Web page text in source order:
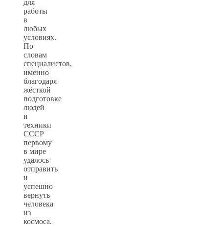
для
работы
в
любых
условиях.
По
словам
специалистов,
именно
благодаря
жёсткой
подготовке
людей
и
техники
СССР
первому
в мире
удалось
отправить
и
успешно
вернуть
человека
из
космоса.